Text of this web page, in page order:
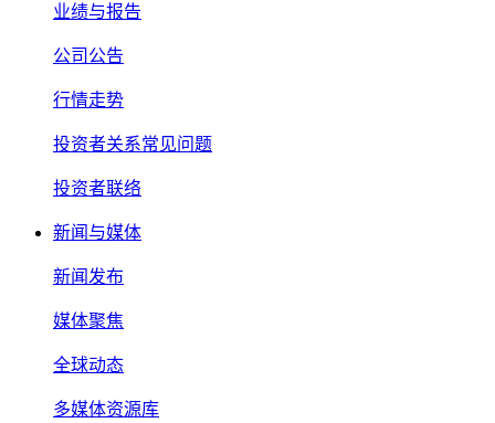
业绩与报告
公司公告
行情走势
投资者关系常见问题
投资者联络
新闻与媒体
新闻发布
媒体聚焦
全球动态
多媒体资源库